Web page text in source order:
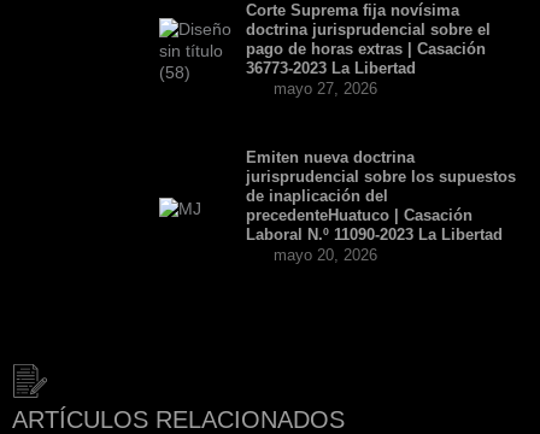
Corte Suprema fija novísima
doctrina jurisprudencial sobre el
pago de horas extras | Casación
36773-2023 La Libertad
mayo 27, 2026
Emiten nueva doctrina
jurisprudencial sobre los supuestos
de inaplicación del
precedenteHuatuco | Casación
Laboral N.º 11090-2023 La Libertad
mayo 20, 2026
ARTÍCULOS RELACIONADOS